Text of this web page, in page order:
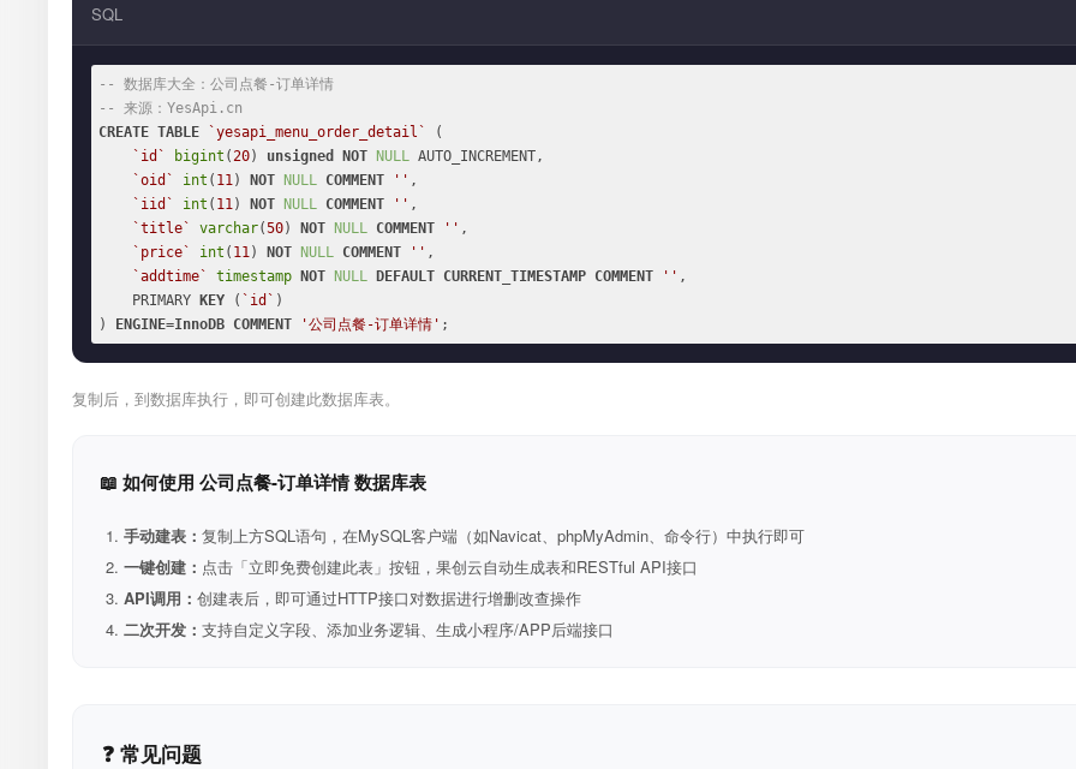
SQL
-- 数据库大全：公司点餐-订单详情
-- 来源：YesApi.cn
CREATE TABLE `yesapi_menu_order_detail`
(
`id`
bigint (20) unsigned NOT NULL AUTO_INCREMENT,
`oid`
int ( 11) NOT NULL COMMENT '' ,
`iid`
int ( 11) NOT NULL COMMENT '' ,
`title`
varchar(50) NOT NULL COMMENT '' ,
`price`
int ( 11) NOT NULL COMMENT '' ,
`addtime`
timestamp NOT NULL DEFAULT CURRENT_TIMESTAMP COMMENT '' ,
    PRIMARY
KEY ( `id` )
)
ENGINE=InnoDB COMMENT '公司点餐-订单详情' ;
复制后，到数据库执行，即可创建此数据库表。
📖 如何使用 公司点餐-订单详情 数据库表
手动建表： 复制上方SQL语句，在MySQL客户端（如Navicat、phpMyAdmin、命令行）中执行即可
一键创建： 点击「立即免费创建此表」按钮，果创云自动生成表和RESTful API接口
API调用： 创建表后，即可通过HTTP接口对数据进行增删改查操作
二次开发： 支持自定义字段、添加业务逻辑、生成小程序/APP后端接口
❓ 常见问题